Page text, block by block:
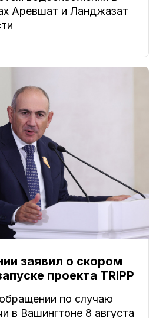
Аревшат и Ланджазат
заявил о скором
проекта TRIPP
по случаю
в Вашингтоне 8 августа